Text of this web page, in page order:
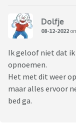
Dolfje
08-12-2022
Ik geloof niet dat ik
opnoemen.
Het met dit weer
maar alles ervoor
bed ga.